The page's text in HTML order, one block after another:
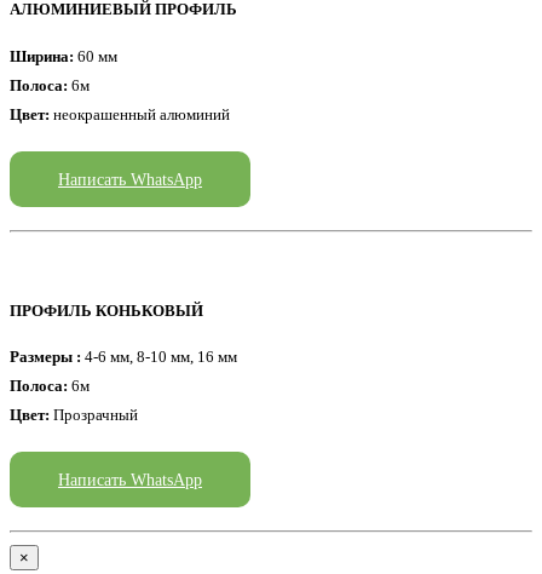
АЛЮМИНИЕВЫЙ ПРОФИЛЬ
Ширина: 60 мм
Полоса: 6м
Цвет: неокрашенный алюминий
Написать WhatsApp
ПРОФИЛЬ КОНЬКОВЫЙ
Размеры : 4-6 мм, 8-10 мм, 16 мм
Полоса: 6м
Цвет: Прозрачный
Написать WhatsApp
×